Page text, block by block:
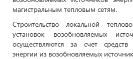
магистральным тепловым сетям.
Строительство локальной
установок возобновляемых
осуществляются за счет средств
энергии из возобновляемых